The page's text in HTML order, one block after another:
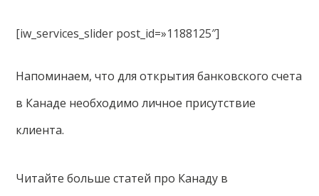
[iw_services_slider post_id=»1188125″]
Напоминаем, что для открытия банковского счета
в Канаде необходимо личное присутствие
клиента.
Читайте больше статей про Канаду в